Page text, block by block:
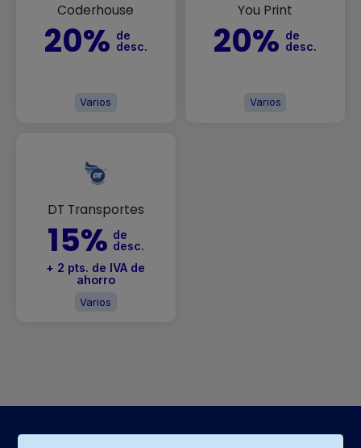
cuenta
Coderhouse
20% de
desc.
Varios
You Print
20% de
desc.
Varios
DT Transportes
15% de
desc.
+ 2 pts. de IVA de
ahorro
Varios